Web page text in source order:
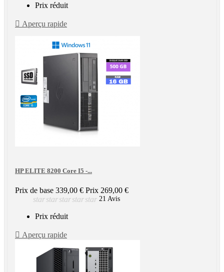
Prix réduit
 Aperçu rapide
HP ELITE 8200 Core I5 -...
Prix de base 339,00 € Prix 269,00 €
starstarstarstarstar 21 Avis
Prix réduit
 Aperçu rapide